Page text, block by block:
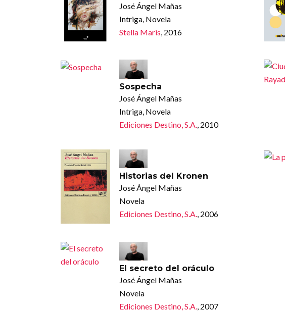
José Ángel Mañas
Intriga, Novela
Stella Maris, 2016
Sospecha
José Ángel Mañas
Intriga, Novela
Ediciones Destino, S.A. , 2010
Historias del Kronen
José Ángel Mañas
Novela
Ediciones Destino, S.A., 2006
El secreto del oráculo
José Ángel Mañas
Novela
Ediciones Destino, S.A., 2007